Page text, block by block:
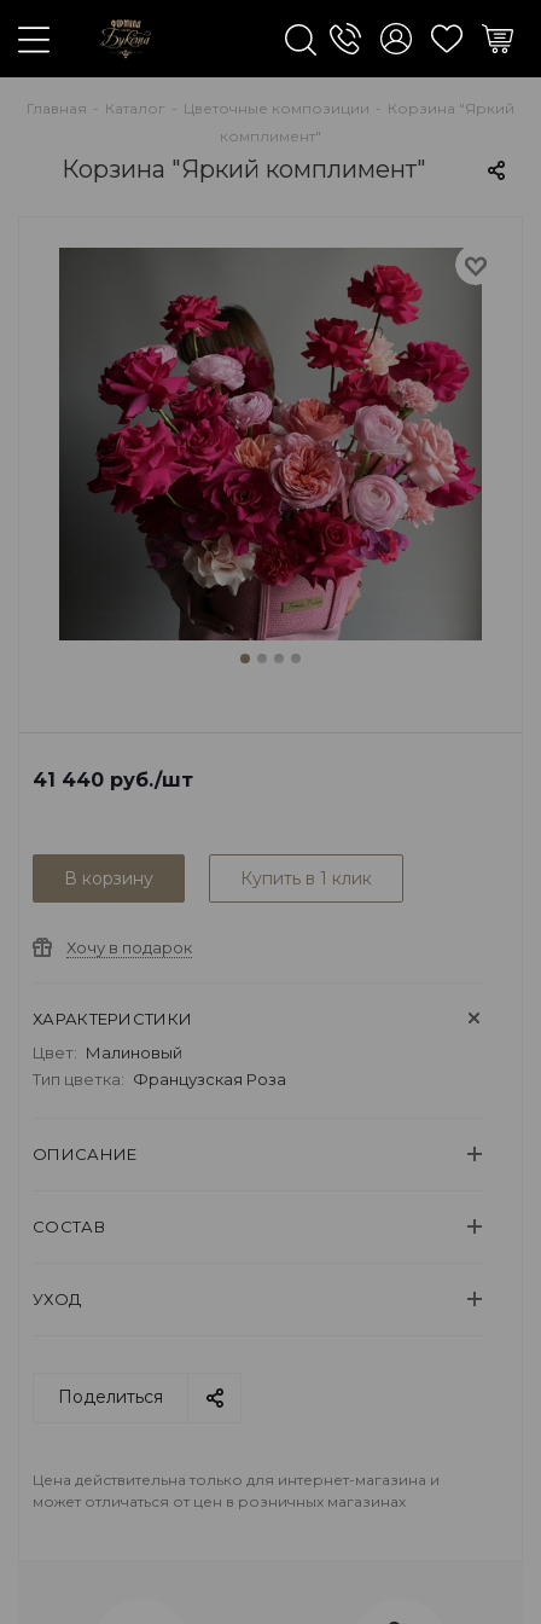
Главная - Каталог - Цветочные композиции - Корзина "Яркий
комплимент"
Корзина "Яркий комплимент"
41 440 руб./шт
В корзину Купить в 1 клик
Хочу в подарок
ХАРАКТЕРИСТИКИ
Цвет: Малиновый
Тип цветка: Французская Роза
ОПИСАНИЕ
СОСТАВ
УХОД
Поделиться
Цена действительна только для интернет-магазина и
может отличаться от цен в розничных магазинах